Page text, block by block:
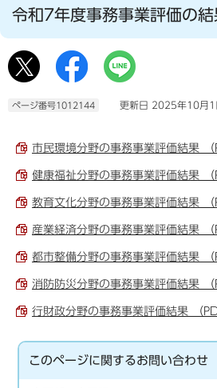
令和7年度事務事業評価の結
ページ番号1012144 更新日 2025年10月1
市民環境分野の事務事業評価結果
健康福祉分野の事務事業評価結果
教育文化分野の事務事業評価結果
産業経済分野の事務事業評価結果
都市整備分野の事務事業評価結果
消防防災分野の事務事業評価結果
行財政分野の事務事業評価結果 （
このページに関するお問い合わせ